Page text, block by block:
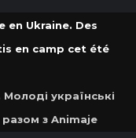
en Ukraine. Des
en camp cet été
Молоді українські
разом з Animaje